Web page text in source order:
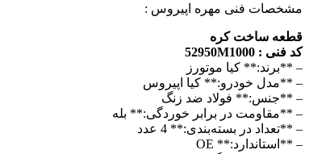
مشخصات فنی مهره اپیروس :
قطعه ساخت کره
کد فنی : 52950M1000
– **برند:** کیا موتورز
– **مدل خودرو:** کیا اپیروس
– **جنس:** فولاد ضد زنگ
– **مقاومت در برابر خوردگی:** بله
– **تعداد در بسته‌بندی:** 4 عدد
– **استاندارد:** OE